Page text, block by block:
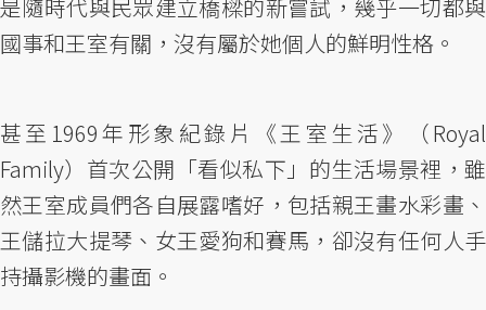
是隨時代與民眾建立橋樑的新嘗試，幾乎一切都與
國事和王室有關，沒有屬於她個人的鮮明性格。
甚至1969年形象紀錄片《王室生活》（Royal
Family）首次公開「看似私下」的生活場景裡，雖
然王室成員們各自展露嗜好，包括親王畫水彩畫、
王儲拉大提琴、女王愛狗和賽馬，卻沒有任何人手
持攝影機的畫面。